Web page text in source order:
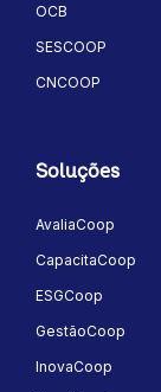
OCB
SESCOOP
CNCOOP
Soluções
AvaliaCoop
CapacitaCoop
ESGCoop
GestãoCoop
InovaCoop